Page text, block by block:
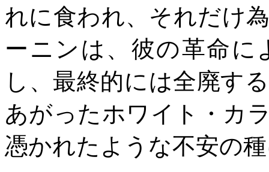
れに食われ、それだけ
ーニンは、彼の革命に
し、最終的には全廃す
あがったホワイト・カ
憑かれたような不安の